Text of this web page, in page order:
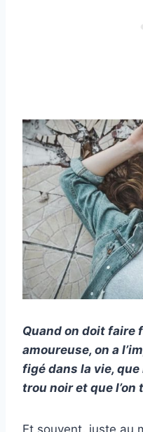
Quand on doit faire
amoureuse, on a
figé dans la vie, que
trou noir et que l’on